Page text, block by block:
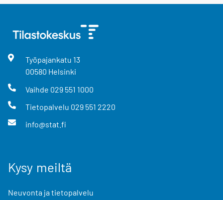
Työpajankatu 13
00580 Helsinki
Vaihde 029 551 1000
Tietopalvelu 029 551 2220
info@stat.fi
Kysy meiltä
Neuvonta ja tietopalvelu